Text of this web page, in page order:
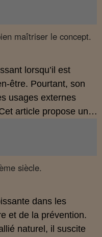
Cet article
et accessible pour
dans une
et sans
maîtriser le concept.
lorsqu’il est
Pourtant, son
usages externes
article propose une
conforme à la
afin de mieux
dans une
siècle.
dans les
et de la prévention.
naturel, il suscite